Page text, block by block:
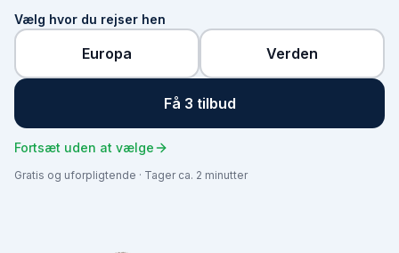
Vælg hvor du rejser hen
Europa Verden
Få 3 tilbud
Fortsæt uden at vælge
Gratis og uforpligtende · Tager ca. 2 minutter